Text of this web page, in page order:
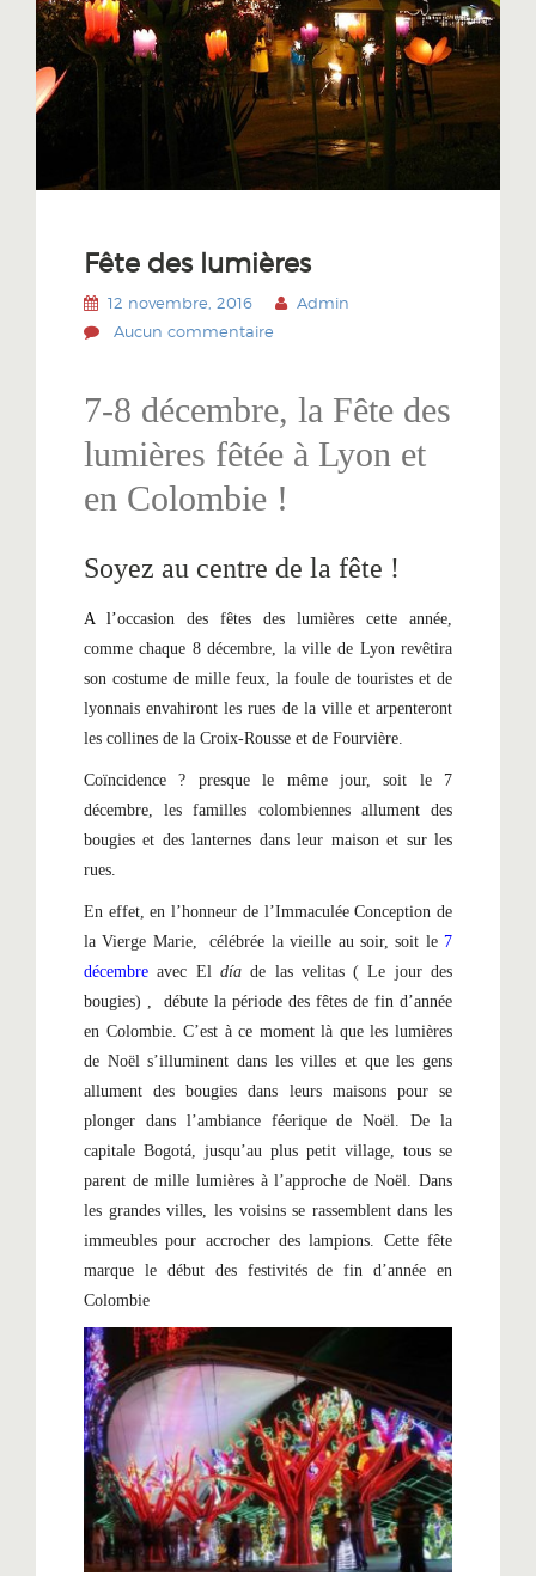
Fête des lumières
12 novembre, 2016
Admin
Aucun commentaire
7-8 décembre, la Fête des
lumières fêtée à Lyon et
en Colombie !
Soyez au centre de la fête !
A l’occasion des fêtes des lumières cette année,
comme chaque 8 décembre, la ville de Lyon revêtira
son costume de mille feux, la foule de touristes et de
lyonnais envahiront les rues de la ville et arpenteront
les collines de la Croix-Rousse et de Fourvière.
Coïncidence ? presque le même jour, soit le 7
décembre, les familles colombiennes allument des
bougies et des lanternes dans leur maison et sur les
rues.
En effet, en l’honneur de l’Immaculée Conception de
la Vierge Marie, célébrée la vieille au soir, soit le 7
décembre avec El díade las velitas ( Le jour des
bougies) , débute la période des fêtes de fin d’année
en Colombie. C’est à ce moment là que les lumières
de Noël s’illuminent dans les villes et que les gens
allument des bougies dans leurs maisons pour se
plonger dans l’ambiance féerique de Noël. De la
capitale Bogotá, jusqu’au plus petit village, tous se
parent de mille lumières à l’approche de Noël. Dans
les grandes villes, les voisins se rassemblent dans les
immeubles pour accrocher des lampions. Cette fête
marque le début des festivités de fin d’année en
Colombie